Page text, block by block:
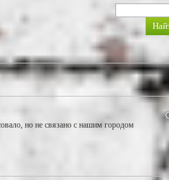
но не связано с нашим городом